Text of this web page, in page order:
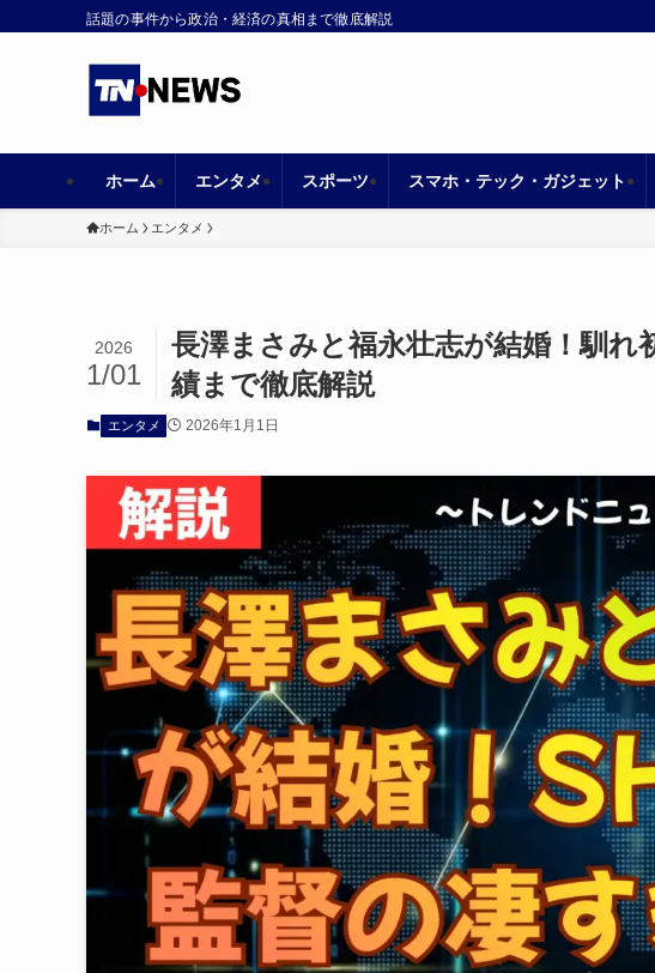
話題の事件から政治・経済の真相まで徹底解説
ホーム エンタメ スポーツ スマホ・テック・ガジェット
ホーム エンタメ
長澤まさみと福永壮志が結婚！馴れ
績まで徹底解説
2026
1/01
エンタメ 2026年1月1日